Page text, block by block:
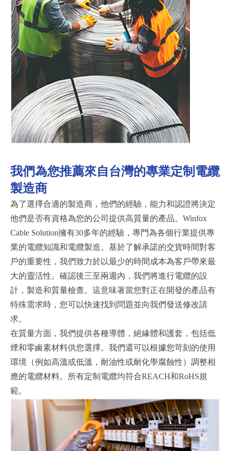
我們為您推薦來自台灣的專業定制電纜
製造商
為了選擇合適的製造商，他們的經驗，能力和認證將決定
他們是否有資格為您的公司提供高質量的產品。 Winfox
Cable Solution擁有30多年的經驗，專門為各個行業提供專
業的電纜知識和電纜製造。基於了解承諾的交貨時間對客
戶的重要性，我們致力於以最少的時間成本為客戶帶來最
大的靈活性。確認後三至兩週內，我們將進行電纜的設
計，製造和質量檢查。這意味著當您對正在開發的產品有
特殊需求時，您可以快速找到問題並向我們發送修改請
求。
在質量方面，我們提供各種導體，絕緣體和護套，包括低
煙和零鹵素材料供您選擇。我們還可以根據您苛刻的使用
環境（例如高溫或低溫，耐油性或耐化學腐蝕性）調整相
應的電纜材料。所有定制電纜均符合REACH和RoHS規
範。